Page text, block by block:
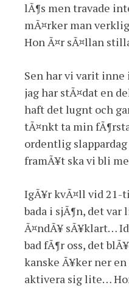
lÃ¶s men travade
mÃ¤rker man
Hon Ã¤r sÃ¤llan
Sen har vi varit
jag har stÃ¤dat en
haft det lugnt och
tÃ¤nkt ta min
ordentlig
framÃ¥t ska vi bli
IgÃ¥r kvÃ¤ll vid 21-
bada i sjÃ¶n, det
Ã¤ndÃ¥ sÃ¥klart…
bad fÃ¶r oss, det
kanske Ã¥ker ner
aktivera sig lite…